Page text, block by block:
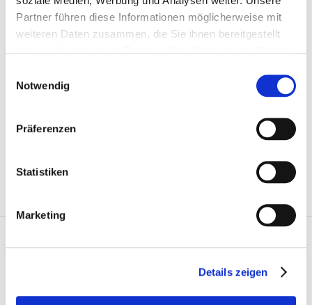
Partner führen diese Informationen möglicherweise mit
weiteren Daten zusammen, die Sie ihnen bereitgestellt
Notwendig
Präferenzen
Statistiken
Marketing
Details zeigen
Burkersdorf
wurde durch Installation einer
zweiteiligen Pergola eine verschattete
Außenfläche geschaffen, die die Folgen
Naturschutz, nukleare Sicherheit und